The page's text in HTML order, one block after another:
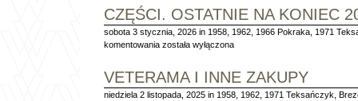
w
NOS-
ie.
CZĘŚCI. OSTATNIE NA KONIEC
sobota 3 stycznia, 2026 in 1958, 1962, 1966 Pokraka, 1971
komentowania Części.
na
koniec
2025r.
została wyłączona
VETERAMA I INNE ZAKUPY
niedziela 2 listopada, 2025 in 1958, 1962, 1971 Teksańczyk,